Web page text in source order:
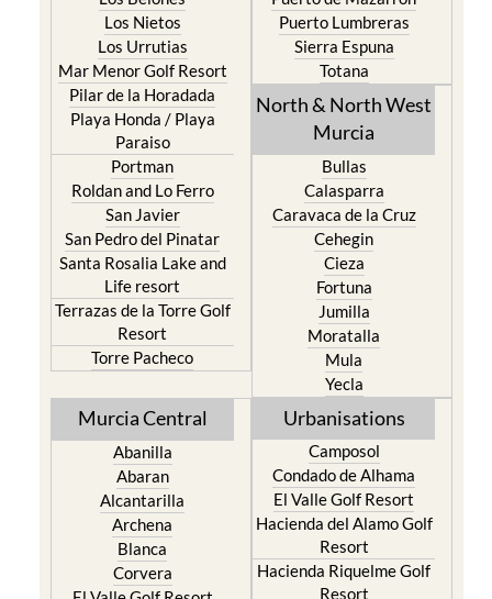
Los Alcazares
Los Belones
Los Nietos
Los Urrutias
Mar Menor Golf Resort
Pilar de la Horadada
Playa Honda / Playa
Paraiso
Portman
Roldan and Lo Ferro
San Javier
San Pedro del Pinatar
Santa Rosalia Lake and
Life resort
Terrazas de la Torre Golf
Resort
Torre Pacheco
Mazarron
Puerto de Mazarron
Puerto Lumbreras
Sierra Espuna
Totana
North & North West
Murcia
Bullas
Calasparra
Caravaca de la Cruz
Cehegin
Cieza
Fortuna
Jumilla
Moratalla
Mula
Yecla
Murcia Central
Abanilla
Abaran
Alcantarilla
Archena
Blanca
Urbanisations
Camposol
Condado de Alhama
El Valle Golf Resort
Hacienda del Alamo Golf
Resort